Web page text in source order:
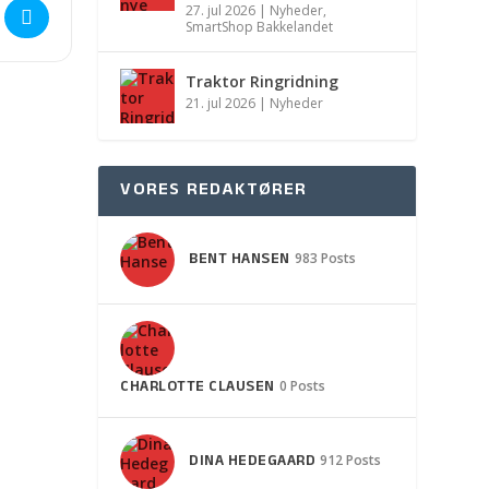
af litteraturkreds [] 27. jul 2026 | Nyheder,
SmartShop Bakkelandet
Traktor Ringridning
21. jul 2026 | Nyheder
VORES REDAKTØRER
BENT HANSEN 983 Posts
CHARLOTTE CLAUSEN 0 Posts
DINA HEDEGAARD 912 Posts